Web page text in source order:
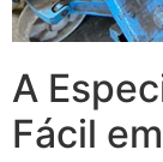
A
Fácil